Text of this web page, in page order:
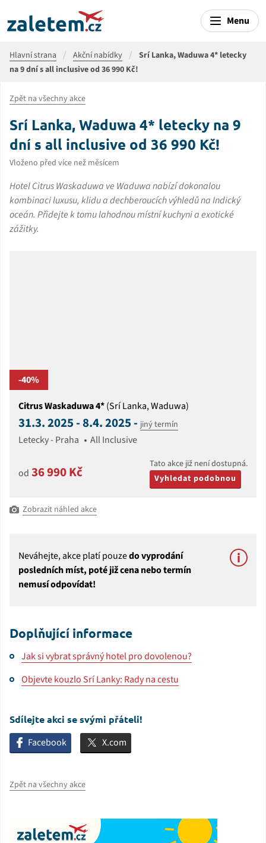
Menu
Hlavní strana Akční nabídky
Srí Lanka, Waduwa 4* letecky
na 9 dní s all inclusive od 36 990 Kč!
Zpět na všechny akce
Srí Lanka, Waduwa 4* letecky na 9
dní s all inclusive od 36 990 Kč!
Vloženo před více než měsícem
Hotel Citrus Waskaduwa ve Waduwa nabízí dokonalou
kombinaci luxusu, klidu a dechberoucích výhledů na Indický
oceán. Přidejte k tomu lahodnou místní kuchyni a exotické
zážitky.
-40%
Citrus Waskaduwa 4*(Srí Lanka, Waduwa)
31.3. 2025 - 8.4. 2025 - jiný termín
Letecky - Praha All Inclusive
od 36 990 Kč
Tato akce již není dostupná.
Vyhledat podobnou
Zobrazit náhled akce
Neváhejte, akce platí pouzedo vyprodání
posledních míst, poté již cena nebo termín
nemusí odpovídat!
Doplňující informace
Jak si vybrat správný hotel pro dovolenou?
Objevte kouzlo Srí Lanky: Rady na cestu
Sdílejte akci se svými přáteli!
Facebook X.com
Zpět na všechny akce